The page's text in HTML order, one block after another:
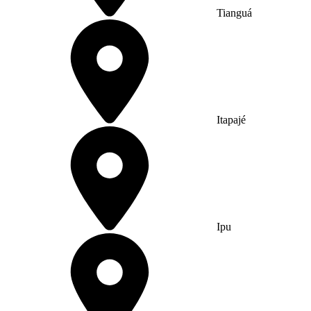
Tianguá
Itapajé
Ipu